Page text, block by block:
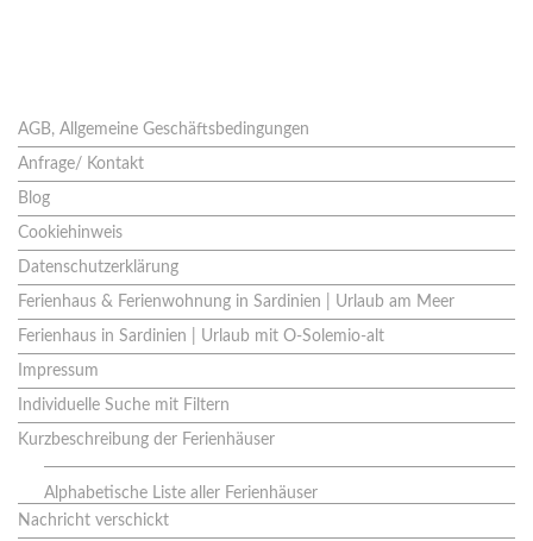
AGB, Allgemeine Geschäftsbedingungen
Anfrage/ Kontakt
Blog
Cookiehinweis
Datenschutzerklärung
Ferienhaus & Ferienwohnung in Sardinien | Urlaub am Meer
Ferienhaus in Sardinien | Urlaub mit O-Solemio-alt
Impressum
Individuelle Suche mit Filtern
Kurzbeschreibung der Ferienhäuser
Alphabetische Liste aller Ferienhäuser
Nachricht verschickt